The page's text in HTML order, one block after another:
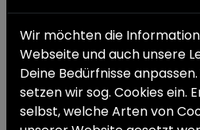
DIREKT
Formular absenden und
umgehend zurück.
Wir möchten die
Webseite und auch unsere
Deine Bedürfnisse
setzen wir sog. Cookies ein.
selbst, welche Arten von